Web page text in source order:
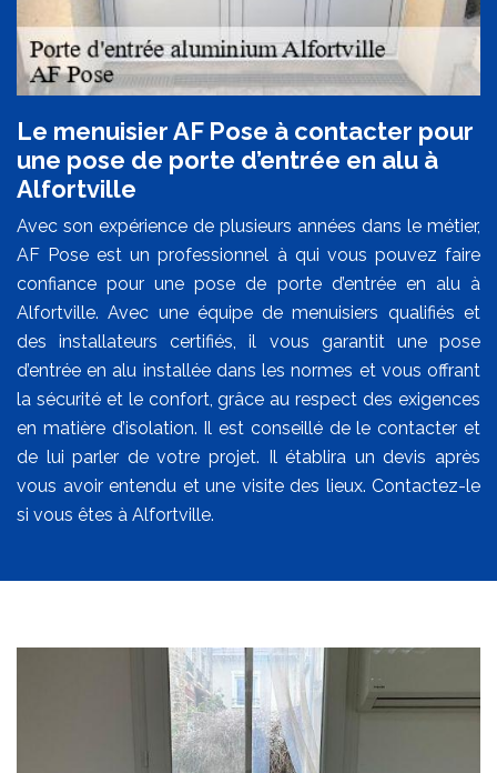
Le menuisier AF Pose à contacter pour
une pose de porte d’entrée en alu à
Alfortville
Avec son expérience de plusieurs années dans le métier,
AF Pose est un professionnel à qui vous pouvez faire
confiance pour une pose de porte d’entrée en alu à
Alfortville. Avec une équipe de menuisiers qualifiés et
des installateurs certifiés, il vous garantit une pose
d’entrée en alu installée dans les normes et vous offrant
la sécurité et le confort, grâce au respect des exigences
en matière d’isolation. Il est conseillé de le contacter et
de lui parler de votre projet. Il établira un devis après
vous avoir entendu et une visite des lieux. Contactez-le
si vous êtes à Alfortville.